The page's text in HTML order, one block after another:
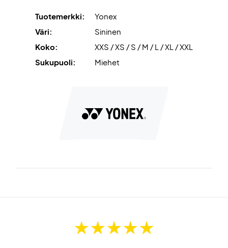
Tuotemerkki:
Yonex
Väri:
Sininen
Koko:
XXS / XS / S / M / L / XL / XXL
Sukupuoli:
Miehet